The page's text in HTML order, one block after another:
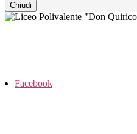
Chiudi
Facebook